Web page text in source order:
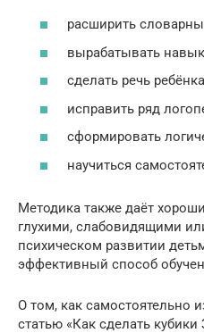
расширить
вырабатывать
сделать речь
исправить ряд
сформировать
научиться
Методика также даёт
глухими, слабовидящими
психическом развитии
эффективный способ
О том, как самостоятельно
статью «Как сделать